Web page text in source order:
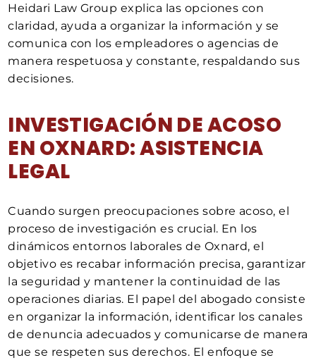
Heidari Law Group explica las opciones con
claridad, ayuda a organizar la información y se
comunica con los empleadores o agencias de
manera respetuosa y constante, respaldando sus
decisiones.
INVESTIGACIÓN DE ACOSO
EN OXNARD: ASISTENCIA
LEGAL
Cuando surgen preocupaciones sobre acoso, el
proceso de investigación es crucial. En los
dinámicos entornos laborales de Oxnard, el
objetivo es recabar información precisa, garantizar
la seguridad y mantener la continuidad de las
operaciones diarias. El papel del abogado consiste
en organizar la información, identificar los canales
de denuncia adecuados y comunicarse de manera
que se respeten sus derechos. El enfoque se